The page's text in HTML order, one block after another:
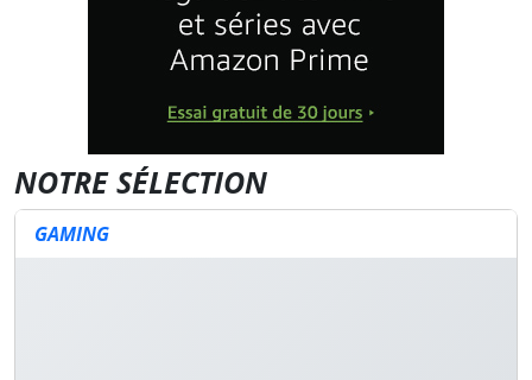
NOTRE SÉLECTION
GAMING